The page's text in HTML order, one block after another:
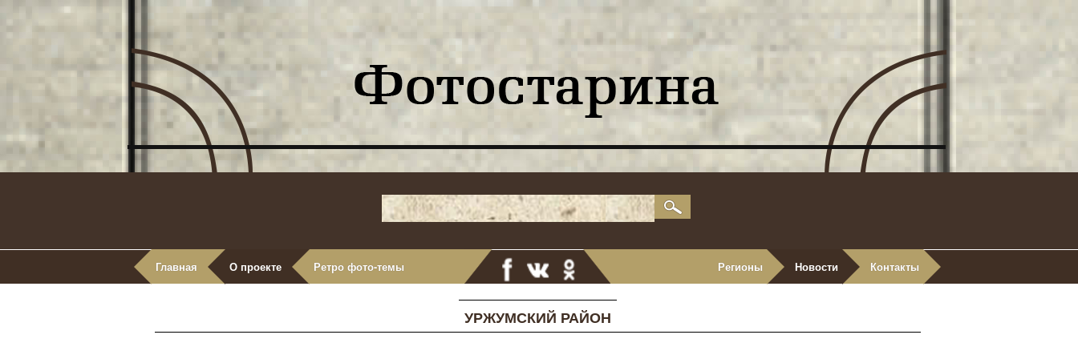
Главная О проекте Ретро фото-темы Регионы Новости Контакты
УРЖУМСКИЙ РАЙОН